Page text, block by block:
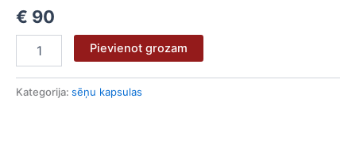
€ 90
Pievienot grozam
Kategorija: sēņu kapsulas